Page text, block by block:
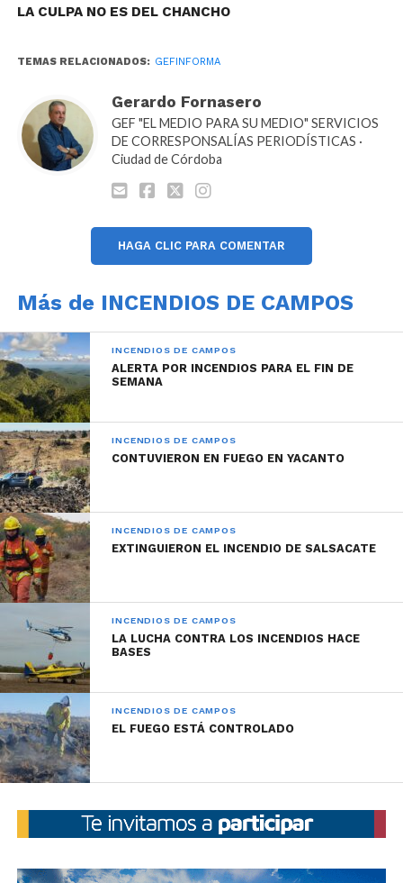
A media mañana del domingo están desplegados
LA CULPA NO ES DEL CHANCHO
TEMAS RELACIONADOS: GEFINFORMA
Gerardo Fornasero
GEF "EL MEDIO PARA SU MEDIO" SERVICIOS
DE CORRESPONSALÍAS PERIODÍSTICAS ·
Ciudad de Córdoba
HAGA CLIC PARA COMENTAR
Más de INCENDIOS DE CAMPOS
INCENDIOS DE CAMPOS
ALERTA POR INCENDIOS PARA EL FIN DE
SEMANA
INCENDIOS DE CAMPOS
CONTUVIERON EN FUEGO EN YACANTO
INCENDIOS DE CAMPOS
EXTINGUIERON EL INCENDIO DE SALSACATE
INCENDIOS DE CAMPOS
LA LUCHA CONTRA LOS INCENDIOS HACE
BASES
INCENDIOS DE CAMPOS
EL FUEGO ESTÁ CONTROLADO